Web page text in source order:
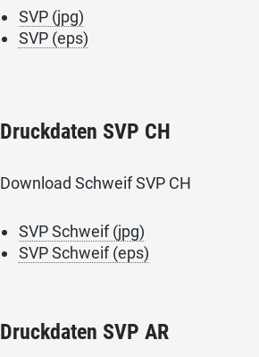
SVP (jpg)
SVP (eps)
Druckdaten SVP CH
Download Schweif SVP CH
SVP Schweif (jpg)
SVP Schweif (eps)
Druckdaten SVP AR